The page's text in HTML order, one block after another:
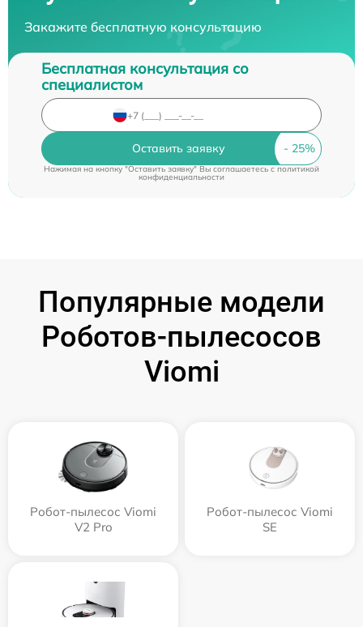
Закажите бесплатную консультацию
Бесплатная консультация со
специалистом
Оставить заявку
Нажимая на кнопку "Оставить заявку" Вы соглашаетесь cполитикой
конфиденциальности
Популярные модели
Роботов-пылесосов
Viomi
Робот-пылесос Viomi
V2 Pro
Робот-пылесос Viomi
SE